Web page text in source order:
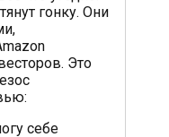
гонку. Они
Это
себе